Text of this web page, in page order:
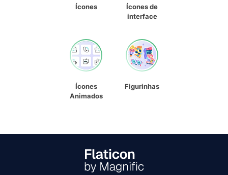
Ícones
Ícones de
interface
Ícones
Animados
Figurinhas